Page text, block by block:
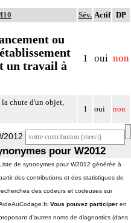
Sév. Actif DP
ou
un travail à
1 oui non
la chute d'un objet,
1 oui non
pour W2012
de synonymes pour W2012 générée à
des contributions et des statistiques de
des codeurs et codeuses sur
Vous pouvez participer en
d'autres noms de diagnostics (dans